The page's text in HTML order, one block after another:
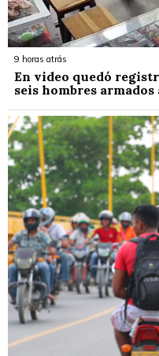
9 horas atrás
En video quedó
seis hombres